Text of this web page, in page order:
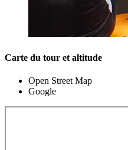
Carte du tour et altitude
Open Street Map
Google